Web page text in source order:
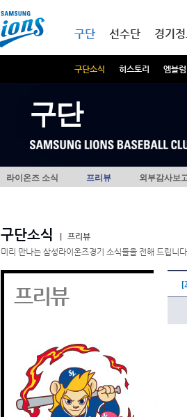
구단
구단소식 히스토리 엠블
선수단 경기
구단
라이온즈 소식 프리뷰 외부감사보
구단소식
프리뷰
미리 만나는 삼성라이온즈경기 소식들을 전해 드립니다.
프리뷰